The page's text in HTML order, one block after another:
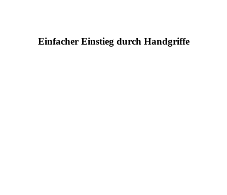
Einfacher Einstieg durch Handgriffe